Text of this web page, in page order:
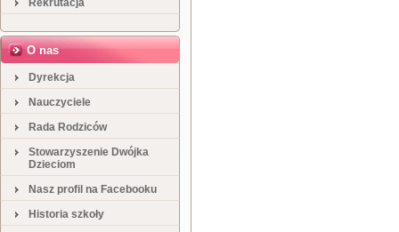
Rekrutacja
O nas
Dyrekcja
Nauczyciele
Rada Rodziców
Stowarzyszenie Dwójka
Dzieciom
Nasz profil na Facebooku
Historia szkoły